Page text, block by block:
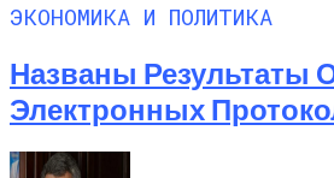
ЭКОНОМИКА И ПОЛИТИКА
Названы Результаты
Электронных